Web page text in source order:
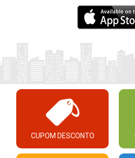
CUPOM DESCONTO